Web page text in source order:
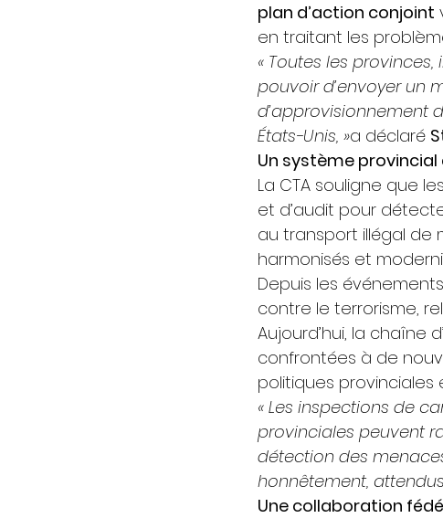
plan d’action conjoint
en traitant les
« Toutes les
pouvoir d’envoyer un
d’approvisionnement
États-Unis, »a déclaré
Un système
La CTA souligne que
et d’audit pour
au transport illégal de
harmonisés et
Depuis les
contre le terrorisme,
Aujourd’hui, la chaîne
confrontées à de
politiques provinciales
« Les inspections de
provinciales peuvent
détection des
honnêtement,
Une collaboration